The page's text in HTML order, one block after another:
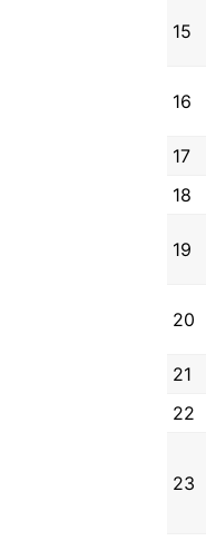
15
16
17
18
19
20
21
22
23